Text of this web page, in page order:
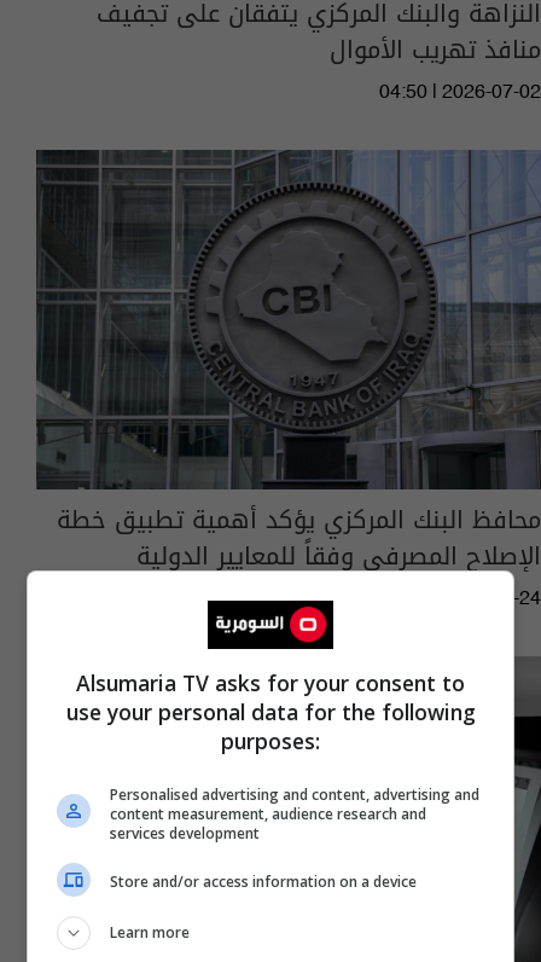
النزاهة والبنك المركزي يتفقان على تجفيف
منافذ تهريب الأموال
04:50 | 2026-07-02
محافظ البنك المركزي يؤكد أهمية تطبيق خطة
الإصلاح المصرفي وفقاً للمعايير الدولية
08:14 | 2026-06-24
Alsumaria TV asks for your consent to
use your personal data for the following
purposes:
Personalised advertising and content, advertising and
content measurement, audience research and
services development
Store and/or access information on a device
Learn more